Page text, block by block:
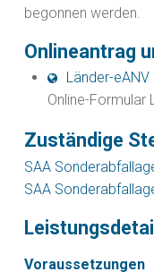
begonnen werden.
Onlineantrag
Länder-eANV
Online-Formular
Zuständige
SAA
SAA
Voraussetzungen